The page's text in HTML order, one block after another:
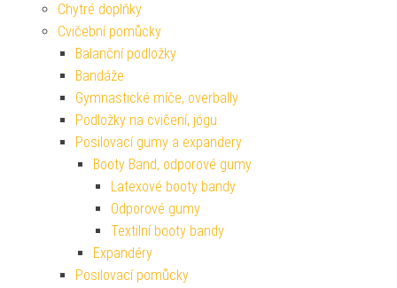
Chytré doplňky
Cvičební pomůcky
Balanční podložky
Bandáže
Gymnastické míče, overbally
Podložky na cvičení, jógu
Posilovací gumy a expandery
Booty Band, odporové gumy
Latexové booty bandy
Odporové gumy
Textilní booty bandy
Expandéry
Posilovací pomůcky